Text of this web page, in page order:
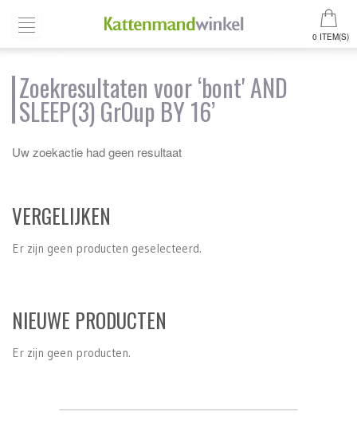
0 ITEM(S)
Zoekresultaten voor ‘bont' AND
SLEEP(3) GrOup BY 16’
Uw zoekactie had geen resultaat
VERGELIJKEN
Er zijn geen producten geselecteerd.
NIEUWE PRODUCTEN
Er zijn geen producten.